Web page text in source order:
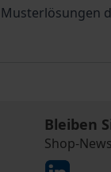
Bleiben
Shop-